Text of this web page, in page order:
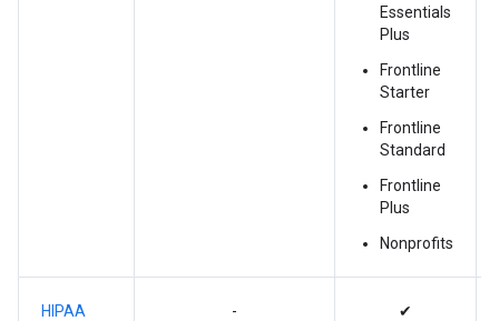
Essentials
Plus
Frontline
Starter
Frontline
Standard
Frontline
Plus
Nonprofits
HIPAA - ✔